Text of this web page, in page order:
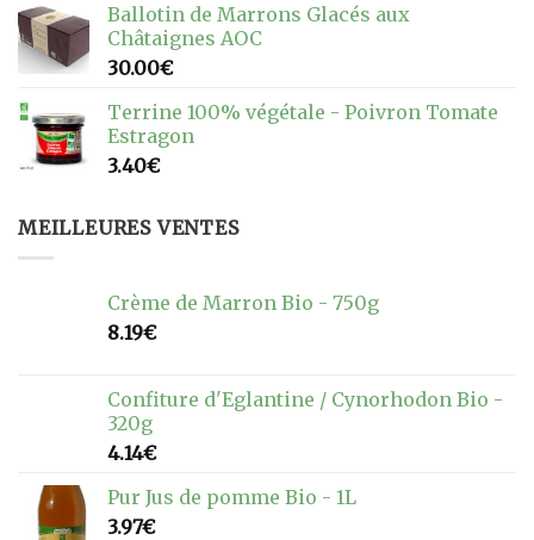
Ballotin de Marrons Glacés aux
Châtaignes AOC
30.00€
Terrine 100% végétale - Poivron Tomate
Estragon
3.40€
MEILLEURES VENTES
Crème de Marron Bio - 750g
8.19€
Confiture d'Eglantine / Cynorhodon Bio -
320g
4.14€
Pur Jus de pomme Bio - 1L
3.97€